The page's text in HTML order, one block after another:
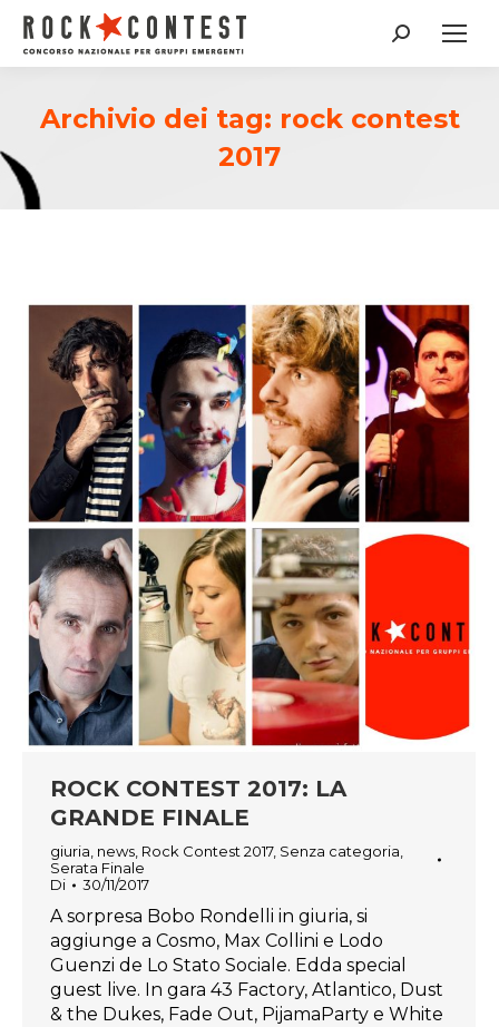
Cerca:
Archivio dei tag: rock contest
2017
ROCK CONTEST 2017: LA
GRANDE FINALE
giuria news Rock Contest 2017, Senza categoria
Serata Finale
Di
30/11/2017
A sorpresa Bobo Rondelli in giuria, si
aggiunge a Cosmo, Max Collini e Lodo
Guenzi de Lo Stato Sociale. Edda special
guest live. In gara 43 Factory, Atlantico, Dust
& the Dukes, Fade Out, PijamaParty e White